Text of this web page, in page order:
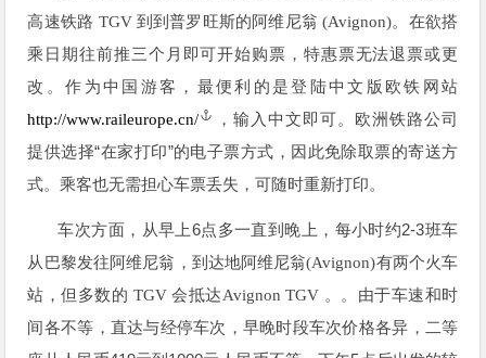
高速铁路 TGV 到到普罗旺斯的阿维尼翁 (Avignon)。在欲搭
乘日期往前推三个月即可开始购票，特惠票无法退票或更
改。作为中国游客，最便利的是登陆中文版欧铁网站
http://www.raileurope.cn/
，输入中文即可。
欧洲铁路公司
提供选择“在家打印”的电子票方式，因此免除取票的寄送方
式。乘客也无需担心车票丢失，可随时重新打印。
车次方面，从早上6点多一直到晚上，每小时约2-3班车
从巴黎发往阿维尼翁，到达地阿维尼翁(Avignon)有两个火车
站，但多数的 TGV 会抵达Avignon TGV 。。由于车速和时
间各不等，直达与经停车次，早晚时段车次价格各异，二等